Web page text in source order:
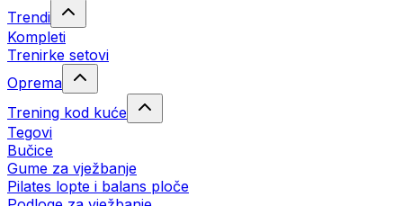
Trendi
Kompleti
Trenirke setovi
Oprema
Trening kod kuće
Tegovi
Bučice
Gume za vježbanje
Pilates lopte i balans ploče